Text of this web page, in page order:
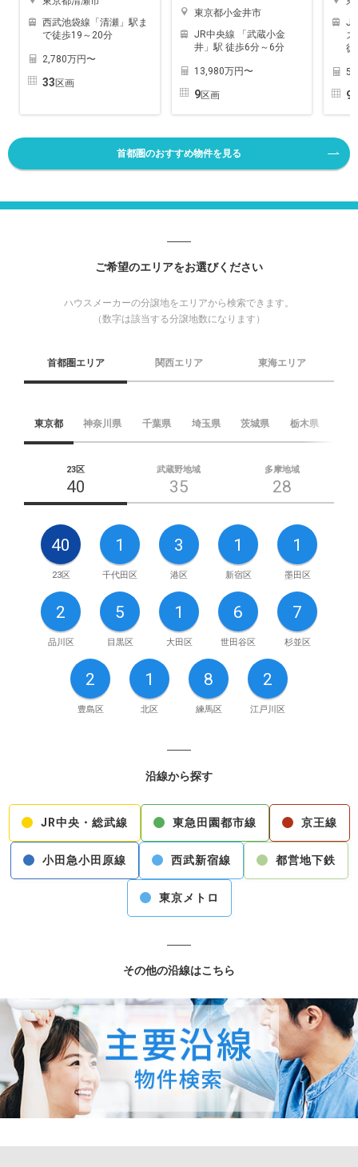
西武池袋線「清瀬」駅ま
で徒歩19～20分
2,780万円〜
33区画
東京都小金井市
JR中央線 「武蔵小金
井」駅 徒歩6分～6分
13,980万円〜
9区画
徒
99
首都圏のおすすめ物件を見る
ご希望のエリアをお選びください
ハウスメーカーの分譲地をエリアから検索できます。
（数字は該当する分譲地数になります）
首都圏エリア 関西エリア 東海エリア
東京都 神奈川県 千葉県 埼玉県 茨城県 栃木県
23区
40
武蔵野地域
35
多摩地域
28
40
23区
1
千代田区
3
港区
1
新宿区
1
墨田区
2
品川区
5
目黒区
1
大田区
6
世田谷区
7
杉並区
2
豊島区
1
北区
8
練馬区
2
江戸川区
沿線から探す
JR中央・総武線 東急田園都市線 京王線
小田急小田原線 西武新宿線 都営地下鉄
東京メトロ
その他の沿線はこちら